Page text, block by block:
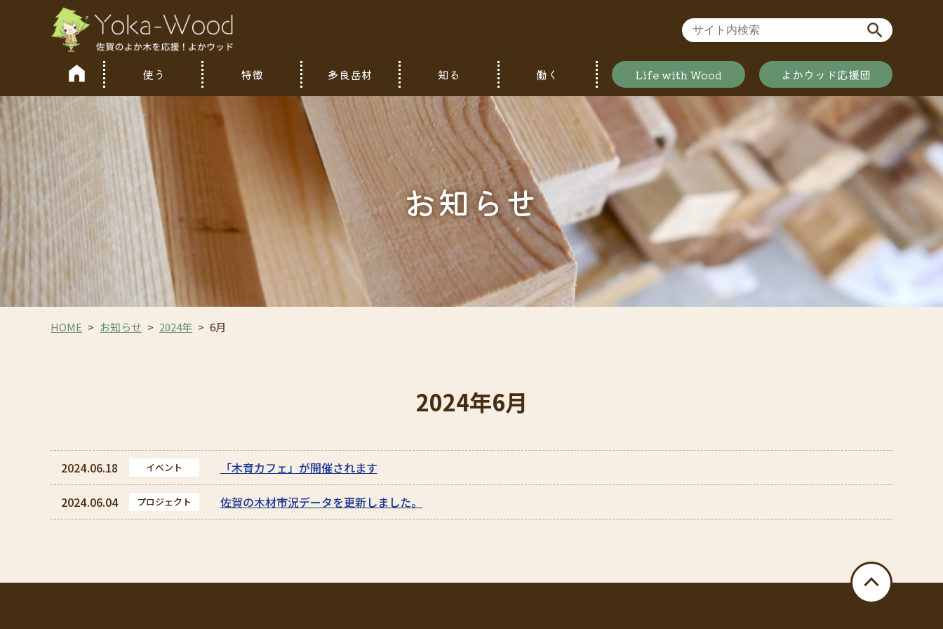
使う 特徴 多良岳材 知る 働く Life with Wood よかウッド応援団
お知らせ
HOME > お知らせ > 2024年 > 6月
2024年6月
2024.06.18 イベント 「木育カフェ」が開催されます
2024.06.04 プロジェクト 佐賀の木材市況データを更新しました。